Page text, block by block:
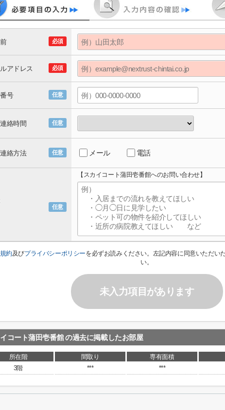
必須
必須
アドレス
任意
号
任意
絡時間
任意
絡方法 メール 電話
任意
【スカイコート蒲田壱番館へのお問い合わせ】
約及びプライバシーポリシーを必ずお読みください。左記内容に同意いただい
い。
未入力項目があります
コート蒲田壱番館の過去に掲載したお部屋
所在階 間取り 専有面積
3階
*** ***